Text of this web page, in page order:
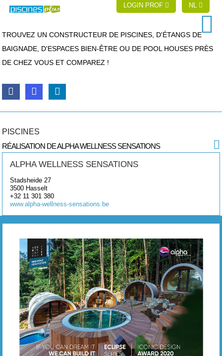
LOGIN PROF NL
TROUVEZ UN CONSTRUCTEUR DE PISCINES, D'ÉTANGS DE
BAIGNADE, D'ESPACES BIEN-ÊTRE OU DE POOL HOUSES PRÈS
DE CHEZ VOUS ET COMPAREZ !
PISCINES
RÉALISATION DE ALPHA WELLNESS SENSATIONS
ALPHA WELLNESS SENSATIONS
Stadsheide 27
3500 Hasselt
+32 11 301 380
www.alpha-wellness-sensations.be